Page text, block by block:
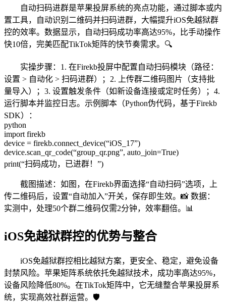
自动扫码进群是苹果投屏系统的亮点功能，通过脚本或内
置工具，自动识别二维码并扫码进群，大幅提升iOS免越狱群
控的效率。数据显示，自动扫码成功率高达95%，比手动操作
快10倍，完美匹配TikTok矩阵的快节奏需求。🔍
实操步骤：1. 在Firekb投屏中配置自动扫码模块（路径：
设置 > 自动化 > 扫码进群）；2. 上传群二维码图片（支持批
量导入）；3. 设置触发条件（如新设备连接或定时任务）；4.
运行脚本并监控日志。示例脚本（Python伪代码，基于Firekb
SDK）：
python
import firekb
device = firekb.connect_device(“iOS_17”)
device.scan_qr_code(“group_qr.png”, auto_join=True)
print(“扫码成功，已进群！”)
截图描述：如图，在Firekb界面选择“自动扫码”选项，上
传二维码后，设置“自动加入”开关，保存即生效。📸 数据：
实测中，处理50个群二维码仅需2分钟，效率翻倍。📊
iOS免越狱群控的优势与整合
iOS免越狱群控相比越狱方案，更安全、稳定，避免设备
封禁风险。苹果矩阵系统依托免越狱技术，成功率高达95%，
设备风险降低80%。在TikTok矩阵中，它无缝整合苹果投屏系
统，实现高效社群运营。🛡️